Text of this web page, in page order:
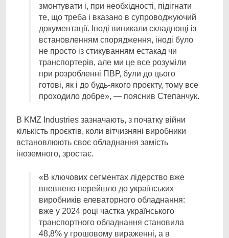
змонтувати і, при необхідності, підігнати
те, що треба і вказано в супроводжуючий
документації. Іноді виникали складнощі із
встановленням спорядження, іноді було
не просто із стикуванням естакад чи
транспортерів, але ми це все розуміли
при розробленні ПВР, були до цього
готові, як і до будь-якого проєкту, тому все
проходило добре», — пояснив Степанчук.
В KMZ Industries зазначають, з початку війни
кількість проєктів, коли вітчизняні виробники
встановлюють своє обладнання замість
іноземного, зростає.
«В ключових сегментах лідерство вже
впевнено перейшло до українських
виробників елеваторного обладнання:
вже у 2024 році частка українського
транспортного обладнання становила
48,8% у грошовому вираженні, а в